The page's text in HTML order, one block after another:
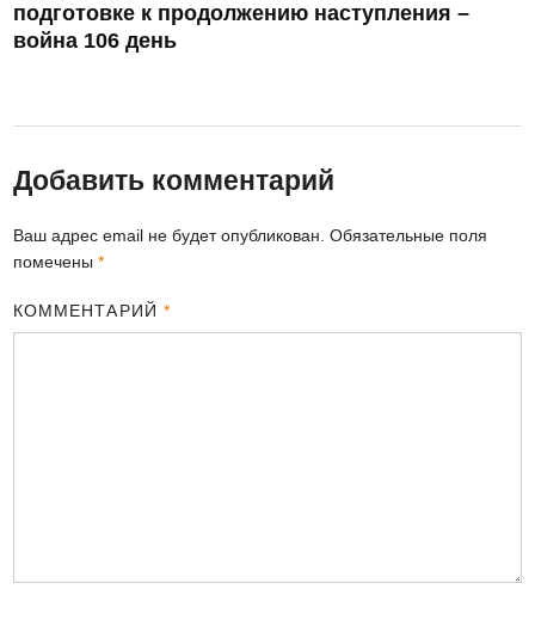
подготовке к продолжению наступления –
война 106 день
Добавить комментарий
Ваш адрес email не будет опубликован. Обязательные поля
помечены*
КОММЕНТАРИЙ *